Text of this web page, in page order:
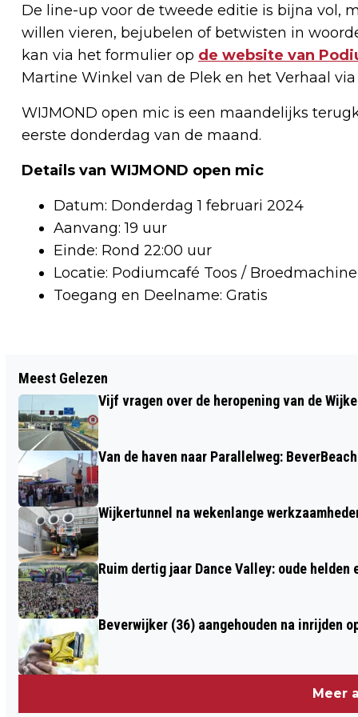
De line-up voor de tweede editie is bijna vol,
willen vieren, bejubelen of betwisten in
kan via het formulier op de website van
Martine Winkel van de Plek en het Verhaal
WIJMOND open mic is een maandelijks
eerste donderdag van de maand.
Details van WIJMOND open mic
Datum: Donderdag 1 februari 2024
Aanvang: 19 uur
Einde: Rond 22:00 uur
Locatie: Podiumcafé Toos /
Toegang en Deelname: Gratis
NOVA COLLEGE HOUDT OPEN DAG
Meest Gelezen
Vijf vragen over de heropening van de
Van de haven naar Parallelweg:
Wijkertunnel na wekenlange
Ruim dertig jaar Dance Valley: oude
Beverwijker (36) aangehouden na inrijden
Meer